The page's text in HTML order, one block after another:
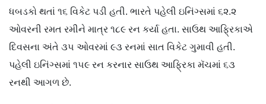
ધબડકો થતાં ૧૬ વિકેટ પડી હતી. ભારતે પહેલી ઇનિંગ્સમાં ૬૨.૨
ઓવરની રમત રમીને માત્ર ૧૮૯ રન કર્યા હતા. સાઉથ આફ્રિકાએ
દિવસના અંતે ૩૫ ઓવરમાં ૯૩ રનમાં સાત વિકેટ ગુમાવી હતી.
પહેલી ઇનિંગ્સમાં ૧૫૯ રન કરનાર સાઉથ આફ્રિકા મૅચમાં ૬૩
રનથી આગળ છે.